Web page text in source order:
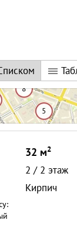
32 м2
2 / 2 этаж
Кирпич